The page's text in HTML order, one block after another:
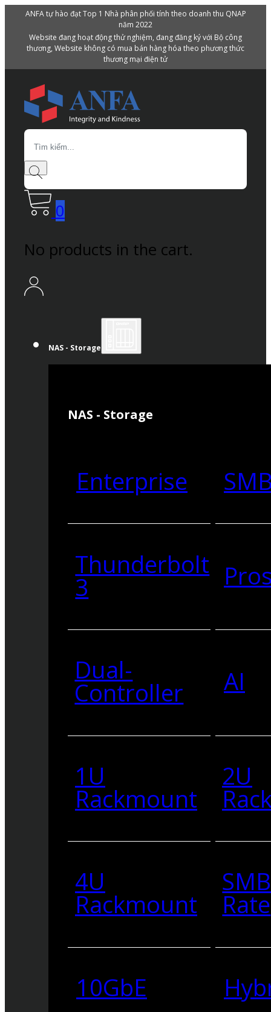
ANFA tự hào đạt Top 1 Nhà phân phối tính theo doanh thu QNAP
năm 2022
Website đang hoạt động thử nghiệm, đang đăng ký với Bộ công
thương, Website không có mua bán hàng hóa theo phương thức
thương mại điện tử
Search
0
No products in the cart.
NAS - Storage
NAS - Storage
Enterprise
Thunderbolt
3
Dual-
Controller AI
1U
Rackmount
2U
4U
Rackmount Rate
10GbE